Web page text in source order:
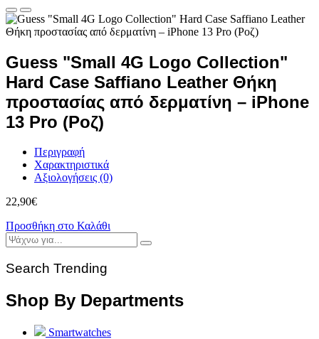
Guess "Small 4G Logo Collection"
Hard Case Saffiano Leather Θήκη
προστασίας από δερματίνη – iPhone
13 Pro (Ροζ)
Περιγραφή
Χαρακτηριστικά
Αξιολογήσεις (0)
22,90€
Προσθήκη στο Καλάθι
Search Trending
Shop By Departments
Smartwatches